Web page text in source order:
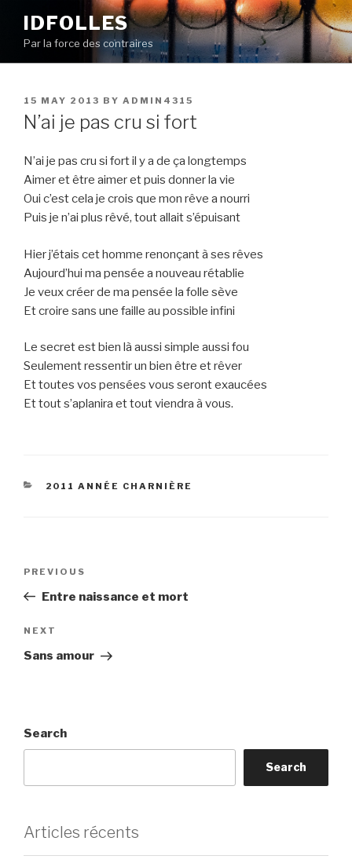
content
IDFOLLES
Par la force des contraires
POSTED
ON
15 MAY 2013 BY ADMIN4315
N’ai je pas cru si fort
N’ai je pas cru si fort il y a de ça longtemps
Aimer et être aimer et puis donner la vie
Oui c’est cela je crois que mon rêve a nourri
Puis je n’ai plus rêvé, tout allait s’épuisant
Hier j’étais cet homme renonçant à ses rêves
Aujourd’hui ma pensée a nouveau rétablie
Je veux créer de ma pensée la folle sève
Et croire sans une faille au possible infini
Le secret est bien là aussi simple aussi fou
Seulement ressentir un bien être et rêver
Et toutes vos pensées vous seront exaucées
Et tout s’aplanira et tout viendra à vous.
CATEGORIES
2011 ANNÉE CHARNIÈRE
Previous
Post
PREVIOUS
Entre naissance et mort
Next
Post
NEXT
Sans amour
Search
Search
Articles récents